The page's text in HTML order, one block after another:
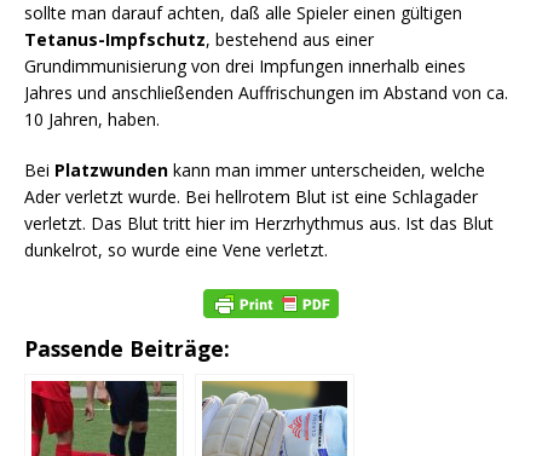
sollte man darauf achten, daß alle Spieler einen gültigen
Tetanus-Impfschutz, bestehend aus einer
Grundimmunisierung von drei Impfungen innerhalb eines
Jahres und anschließenden Auffrischungen im Abstand von ca.
10 Jahren, haben.
Bei Platzwunden kann man immer unterscheiden, welche
Ader verletzt wurde. Bei hellrotem Blut ist eine Schlagader
verletzt. Das Blut tritt hier im Herzrhythmus aus. Ist das Blut
dunkelrot, so wurde eine Vene verletzt.
Passende Beiträge: